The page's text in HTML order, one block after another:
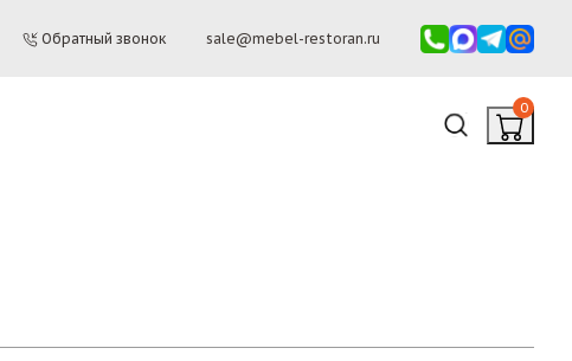
Обратный звонок sale@mebel-restoran.ru
0